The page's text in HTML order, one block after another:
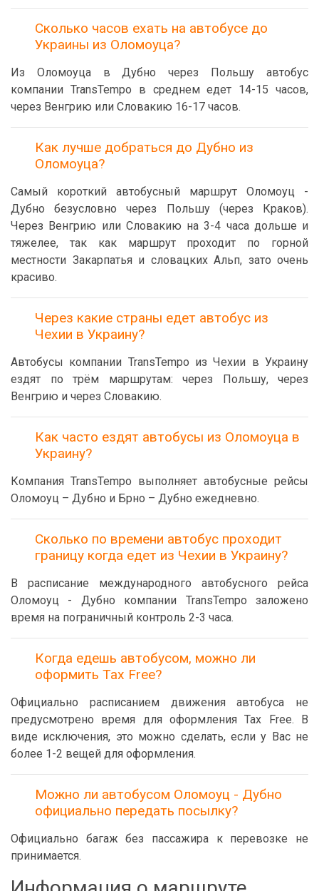
Сколько часов ехать на автобусе до
Украины из Оломоуца?
Из Оломоуца в Дубно через Польшу автобус
компании TransTempo в среднем едет 14-15 часов,
через Венгрию или Словакию 16-17 часов.
Как лучше добраться до Дубно из
Оломоуца?
Самый короткий автобусный маршрут Оломоуц -
Дубно безусловно через Польшу (через Краков).
Через Венгрию или Словакию на 3-4 часа дольше и
тяжелее, так как маршрут проходит по горной
местности Закарпатья и словацких Альп, зато очень
красиво.
Через какие страны едет автобус из
Чехии в Украину?
Автобусы компании TransTempo из Чехии в Украину
ездят по трём маршрутам: через Польшу, через
Венгрию и через Словакию.
Как часто ездят автобусы из Оломоуца в
Украину?
Компания TransTempo выполняет автобусные рейсы
Оломоуц – Дубно и Брно – Дубно ежедневно.
Сколько по времени автобус проходит
границу когда едет из Чехии в Украину?
В расписание международного автобусного рейса
Оломоуц - Дубно компании TransTempo заложено
время на пограничный контроль 2-3 часа.
Когда едешь автобусом, можно ли
оформить Tax Free?
Официально расписанием движения автобуса не
предусмотрено время для оформления Tax Free. В
виде исключения, это можно сделать, если у Вас не
более 1-2 вещей для оформления.
Можно ли автобусом Оломоуц - Дубно
официально передать посылку?
Официально багаж без пассажира к перевозке не
принимается.